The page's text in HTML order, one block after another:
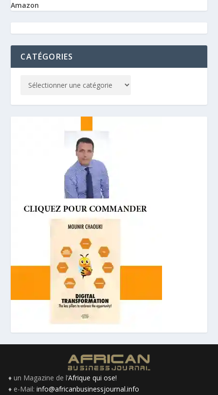
Amazon
CATÉGORIES
♦ un Magazine de l’Afrique qui ose!
♦ e-Mail: info@africanbusinessjournal.info